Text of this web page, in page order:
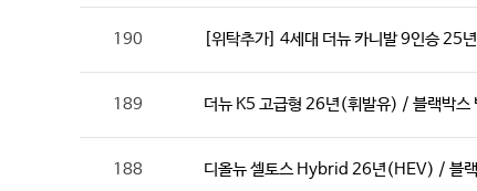
190 [위탁추가] 4세대 더뉴 카니발 9인승 25
189 더뉴 K5 고급형 26년(휘발유) / 블랙박
188 디올뉴 셀토스 Hybrid 26년(HEV) / 블랙